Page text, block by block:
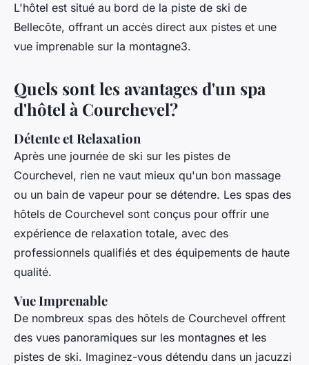
L'hôtel est situé au bord de la piste de ski de
Bellecôte, offrant un accès direct aux pistes et une
vue imprenable sur la montagne3.
Quels sont les avantages d'un spa
d'hôtel à Courchevel?
Détente et Relaxation
Après une journée de ski sur les pistes de
Courchevel, rien ne vaut mieux qu'un bon massage
ou un bain de vapeur pour se détendre. Les spas des
hôtels de Courchevel sont conçus pour offrir une
expérience de relaxation totale, avec des
professionnels qualifiés et des équipements de haute
qualité.
Vue Imprenable
De nombreux spas des hôtels de Courchevel offrent
des vues panoramiques sur les montagnes et les
pistes de ski. Imaginez-vous détendu dans un jacuzzi